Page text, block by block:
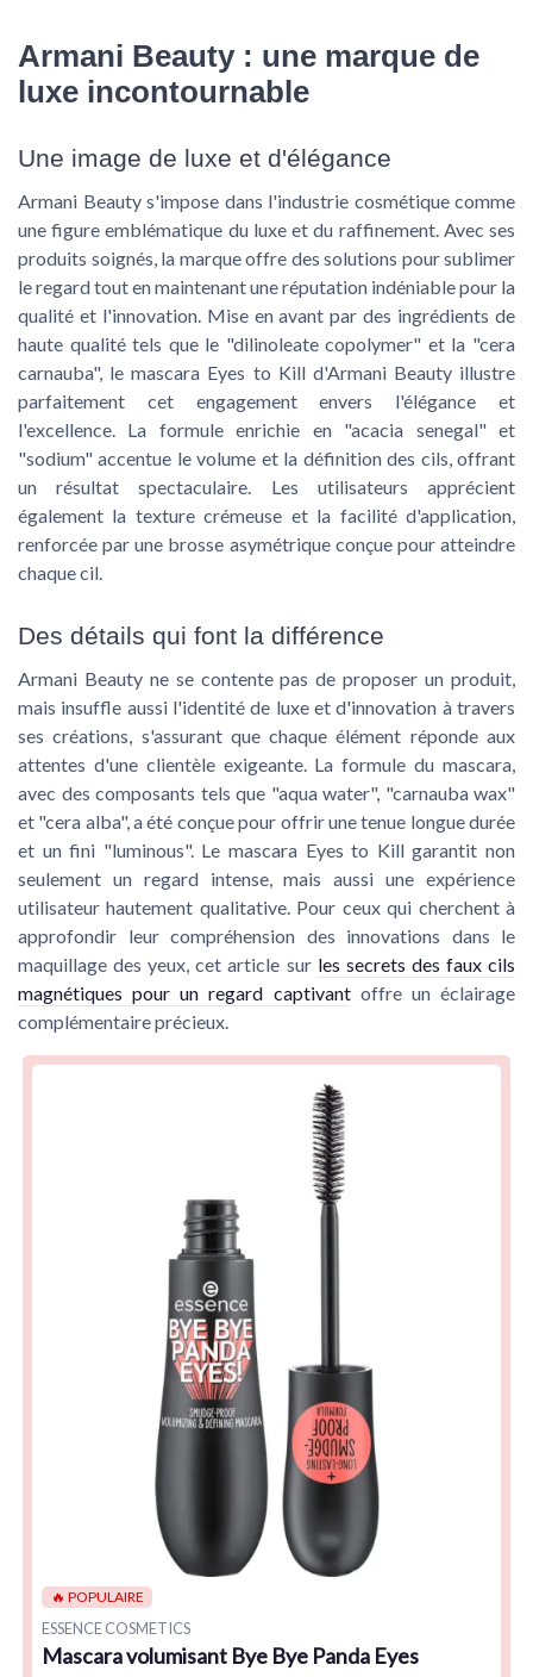
Armani Beauty : une marque de
luxe incontournable
Une image de luxe et d'élégance
Armani Beauty s'impose dans l'industrie cosmétique comme
une figure emblématique du luxe et du raffinement. Avec ses
produits soignés, la marque offre des solutions pour sublimer
le regard tout en maintenant une réputation indéniable pour la
qualité et l'innovation. Mise en avant par des ingrédients de
haute qualité tels que le "dilinoleate copolymer" et la "cera
carnauba", le mascara Eyes to Kill d'Armani Beauty illustre
parfaitement cet engagement envers l'élégance et
l'excellence. La formule enrichie en "acacia senegal" et
"sodium" accentue le volume et la définition des cils, offrant
un résultat spectaculaire. Les utilisateurs apprécient
également la texture crémeuse et la facilité d'application,
renforcée par une brosse asymétrique conçue pour atteindre
chaque cil.
Des détails qui font la différence
Armani Beauty ne se contente pas de proposer un produit,
mais insuffle aussi l'identité de luxe et d'innovation à travers
ses créations, s'assurant que chaque élément réponde aux
attentes d'une clientèle exigeante. La formule du mascara,
avec des composants tels que "aqua water", "carnauba wax"
et "cera alba", a été conçue pour offrir une tenue longue durée
et un fini "luminous". Le mascara Eyes to Kill garantit non
seulement un regard intense, mais aussi une expérience
utilisateur hautement qualitative. Pour ceux qui cherchent à
approfondir leur compréhension des innovations dans le
maquillage des yeux, cet article sur les secrets des faux cils
magnétiques pour un regard captivantoffre un éclairage
complémentaire précieux.
🔥 POPULAIRE
ESSENCE COSMETICS
Mascara volumisant Bye Bye Panda Eyes